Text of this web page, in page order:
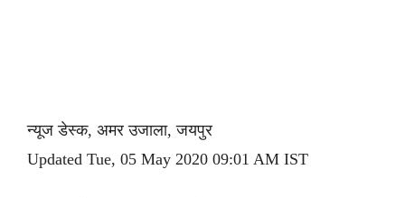
न्यूज डेस्क, अमर उजाला, जयपुर
Updated Tue, 05 May 2020 09:01 AM IST